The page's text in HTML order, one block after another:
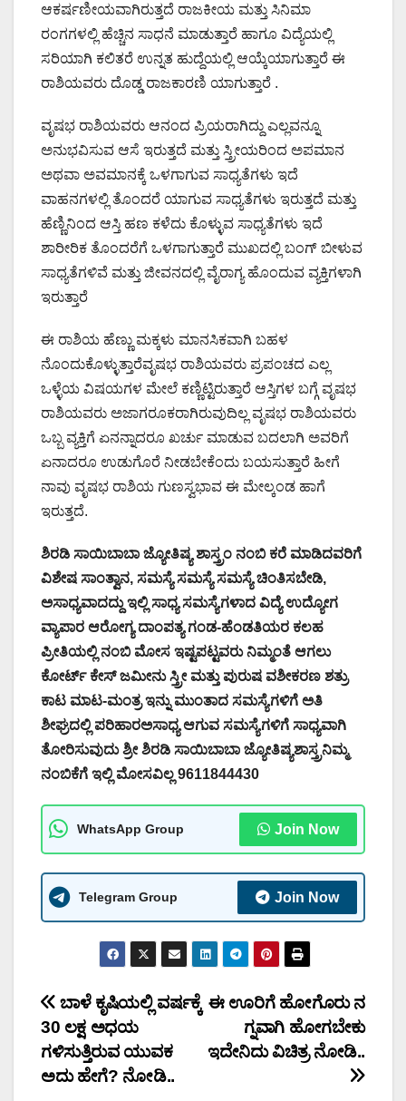
ಆಕರ್ಷಣೀಯವಾಗಿರುತ್ತದೆ ರಾಜಕೀಯ ಮತ್ತು ಸಿನಿಮಾ
ರಂಗಗಳಲ್ಲಿ ಹೆಚ್ಚಿನ ಸಾಧನೆ ಮಾಡುತ್ತಾರೆ ಹಾಗೂ ವಿದ್ಯೆಯಲ್ಲಿ
ಸರಿಯಾಗಿ ಕಲಿತರೆ ಉನ್ನತ ಹುದ್ದೆಯಲ್ಲಿ ಆಯ್ಕೆಯಾಗುತ್ತಾರೆ ಈ
ರಾಶಿಯವರು ದೊಡ್ಡ ರಾಜಕಾರಣಿ ಯಾಗುತ್ತಾರೆ .
ವೃಷಭ ರಾಶಿಯವರು ಆನಂದ ಪ್ರಿಯರಾಗಿದ್ದು ಎಲ್ಲವನ್ನೂ
ಅನುಭವಿಸುವ ಆಸೆ ಇರುತ್ತದೆ ಮತ್ತು ಸ್ತ್ರೀಯರಿಂದ ಅಪಮಾನ
ಅಥವಾ ಅವಮಾನಕ್ಕೆ ಒಳಗಾಗುವ ಸಾಧ್ಯತೆಗಳು ಇದೆ
ವಾಹನಗಳಲ್ಲಿ ತೊಂದರೆ ಯಾಗುವ ಸಾಧ್ಯತೆಗಳು ಇರುತ್ತದೆ ಮತ್ತು
ಹೆಣ್ಣಿನಿಂದ ಆಸ್ತಿ ಹಣ ಕಳೆದು ಕೊಳ್ಳುವ ಸಾಧ್ಯತೆಗಳು ಇದೆ
ಶಾರೀರಿಕ ತೊಂದರೆಗೆ ಒಳಗಾಗುತ್ತಾರೆ ಮುಖದಲ್ಲಿ ಬಂಗ್ ಬೀಳುವ
ಸಾಧ್ಯತೆಗಳಿವೆ ಮತ್ತು ಜೀವನದಲ್ಲಿ ವೈರಾಗ್ಯ ಹೊಂದುವ ವ್ಯಕ್ತಿಗಳಾಗಿ
ಇರುತ್ತಾರೆ
ಈ ರಾಶಿಯ ಹೆಣ್ಣು ಮಕ್ಕಳು ಮಾನಸಿಕವಾಗಿ ಬಹಳ
ನೊಂದುಕೊಳ್ಳುತ್ತಾರೆವೃಷಭ ರಾಶಿಯವರು ಪ್ರಪಂಚದ ಎಲ್ಲ
ಒಳ್ಳೆಯ ವಿಷಯಗಳ ಮೇಲೆ ಕಣ್ಣಿಟ್ಟಿರುತ್ತಾರೆ ಆಸ್ತಿಗಳ ಬಗ್ಗೆ ವೃಷಭ
ರಾಶಿಯವರು ಅಜಾಗರೂಕರಾಗಿರುವುದಿಲ್ಲ ವೃಷಭ ರಾಶಿಯವರು
ಒಬ್ಬ ವ್ಯಕ್ತಿಗೆ ಏನನ್ನಾದರೂ ಖರ್ಚು ಮಾಡುವ ಬದಲಾಗಿ ಅವರಿಗೆ
ಏನಾದರೂ ಉಡುಗೊರೆ ನೀಡಬೇಕೆಂದು ಬಯಸುತ್ತಾರೆ ಹೀಗೆ
ನಾವು ವೃಷಭ ರಾಶಿಯ ಗುಣಸ್ವಭಾವ ಈ ಮೇಲ್ಕಂಡ ಹಾಗೆ
ಇರುತ್ತದೆ.
ಶಿರಡಿ ಸಾಯಿಬಾಬಾ ಜ್ಯೋತಿಷ್ಯ ಶಾಸ್ತ್ರಂ ನಂಬಿ ಕರೆ ಮಾಡಿದವರಿಗೆ
ವಿಶೇಷ ಸಾಂತ್ವಾನ, ಸಮಸ್ಯೆ ಸಮಸ್ಯೆ ಸಮಸ್ಯೆ ಚಿಂತಿಸಬೇಡಿ,
ಅಸಾಧ್ಯವಾದದ್ದು ಇಲ್ಲಿ ಸಾಧ್ಯ ಸಮಸ್ಯೆಗಳಾದ ವಿದ್ಯೆ ಉದ್ಯೋಗ
ವ್ಯಾಪಾರ ಆರೋಗ್ಯ ದಾಂಪತ್ಯ ಗಂಡ-ಹೆಂಡತಿಯರ ಕಲಹ
ಪ್ರೀತಿಯಲ್ಲಿ ನಂಬಿ ಮೋಸ ಇಷ್ಟಪಟ್ಟವರು ನಿಮ್ಮಂತೆ ಆಗಲು
ಕೋರ್ಟ್ ಕೇಸ್ ಜಮೀನು ಸ್ತ್ರೀ ಮತ್ತು ಪುರುಷ ವಶೀಕರಣ ಶತ್ರು
ಕಾಟ ಮಾಟ-ಮಂತ್ರ ಇನ್ನು ಮುಂತಾದ ಸಮಸ್ಯೆಗಳಿಗೆ ಅತಿ
ಶೀಘ್ರದಲ್ಲಿ ಪರಿಹಾರಅಸಾಧ್ಯ ಆಗುವ ಸಮಸ್ಯೆಗಳಿಗೆ ಸಾಧ್ಯವಾಗಿ
ತೋರಿಸುವುದು ಶ್ರೀ ಶಿರಡಿ ಸಾಯಿಬಾಬಾ ಜ್ಯೋತಿಷ್ಯಶಾಸ್ತ್ರನಿಮ್ಮ
ನಂಬಿಕೆಗೆ ಇಲ್ಲಿ ಮೋಸವಿಲ್ಲ 9611844430
WhatsApp Group Join Now
Telegram Group Join Now
Post
navigation
ಈ ಊರಿಗೆ ಹೋಗೊರು ನ
ಗ್ನವಾಗಿ ಹೋಗಬೇಕು
ಇದೇನಿದು ವಿಚಿತ್ರ ನೋಡಿ..
ಬಾಳೆ ಕೃಷಿಯಲ್ಲಿ ವರ್ಷಕ್ಕೆ
30 ಲಕ್ಷ ಅಧಯ
ಗಳಿಸುತ್ತಿರುವ ಯುವಕ
ಅದು ಹೇಗೆ? ನೋಡಿ..